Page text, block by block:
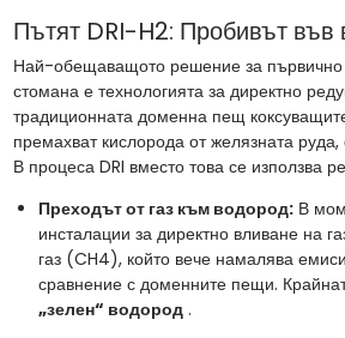
Пътят DRI-H2: Пробивът във
Най-обещаващото решение за първично
стомана е технологията за директно
традиционната доменна пещ
премахват кислорода от желязната
В процеса DRI вместо това се използва
Преходът от газ към водород:В
инсталации за директно вливане на
газ (CH4), който вече намалява
сравнение с доменните пещи.
„зелен“ водород.